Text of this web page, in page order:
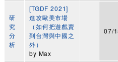
研
究
分
析
[TGDF 2021]
進攻歐美市場
（如何把遊戲賣
到台灣與中國之
外）
by Max
07/